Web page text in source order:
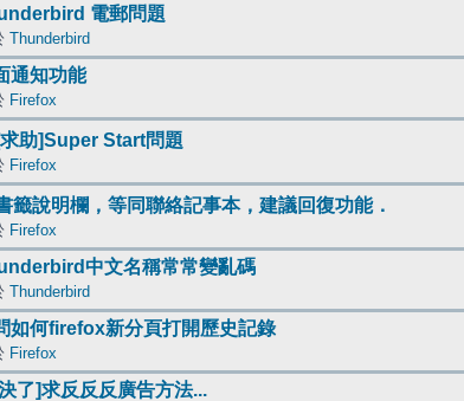
電郵問題
Thunderbird
通知功能
Firefox
助]Super Start問題
Firefox
籤說明欄，等同聯絡記事本，建議回復功能．
Firefox
中文名稱常常變亂碼
Thunderbird
如何firefox新分頁打開歷史記錄
Firefox
了]求反反反廣告方法...